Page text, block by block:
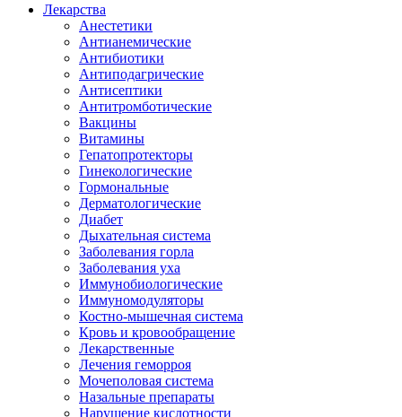
Лекарства
Анестетики
Антианемические
Антибиотики
Антиподагрические
Антисептики
Антитромботические
Вакцины
Витамины
Гепатопротекторы
Гинекологические
Гормональные
Дерматологические
Диабет
Дыхательная система
Заболевания горла
Заболевания уха
Иммунобиологические
Иммуномодуляторы
Костно-мышечная система
Кровь и кровообращение
Лекарственные
Лечения геморроя
Мочеполовая система
Назальные препараты
Нарушение кислотности